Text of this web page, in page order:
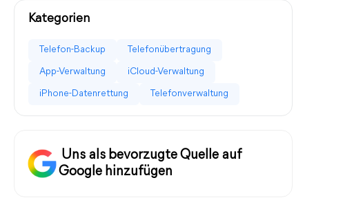
Kategorien
Telefon-Backup Telefonübertragung
App-Verwaltung iCloud-Verwaltung
iPhone-Datenrettung Telefonverwaltung
Uns als bevorzugte Quelle auf
Google hinzufügen